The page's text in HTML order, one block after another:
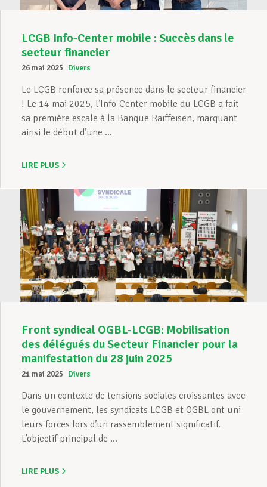
LCGB Info-Center mobile : Succès dans le
secteur financier
26 mai 2025 Divers
Le LCGB renforce sa présence dans le secteur financier
! Le 14 mai 2025, l’Info-Center mobile du LCGB a fait
sa première escale à la Banque Raiffeisen, marquant
ainsi le début d’une ...
LIRE PLUS
Front syndical OGBL-LCGB: Mobilisation
des délégués du Secteur Financier pour la
manifestation du 28 juin 2025
21 mai 2025 Divers
Dans un contexte de tensions sociales croissantes avec
le gouvernement, les syndicats LCGB et OGBL ont uni
leurs forces lors d’un rassemblement significatif.
L’objectif principal de ...
LIRE PLUS